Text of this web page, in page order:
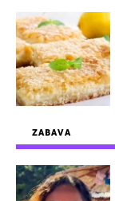
ZABAVA